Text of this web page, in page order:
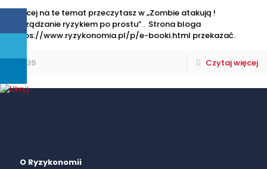
Więcej na te temat przeczytasz w „Zombie atakują !
Zarządzanie ryzykiem po prostu” . Strona bloga
https://www.ryzykonomia.pl/p/e-booki.html przekazać.
39 Czytaj więcej
O Ryzykonomii